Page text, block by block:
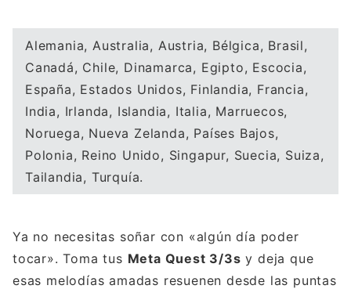
Alemania, Australia, Austria, Bélgica, Brasil,
Canadá, Chile, Dinamarca, Egipto, Escocia,
España, Estados Unidos, Finlandia, Francia,
India, Irlanda, Islandia, Italia, Marruecos,
Noruega, Nueva Zelanda, Países Bajos,
Polonia, Reino Unido, Singapur, Suecia, Suiza,
Tailandia, Turquía.
Ya no necesitas soñar con «algún día poder
tocar». Toma tus Meta Quest 3/3s y deja que
esas melodías amadas resuenen desde las puntas